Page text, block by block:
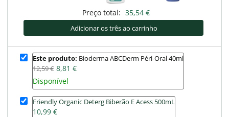
Preço total: 35,54 €
Adicionar os três ao carrinho
Este produto: Bioderma ABCDerm Péri-Oral 40ml
12,59 € 8,81 €
Disponível
Friendly Organic Deterg Biberão E Acess 500mL
10,99 €